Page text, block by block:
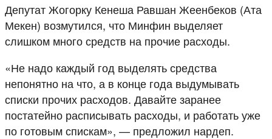
Депутат Жогорку Кенеша Равшан Жеенбеков (Ата
Мекен) возмутился, что Минфин выделяет
слишком много средств на прочие расходы.
«Не надо каждый год выделять средства
непонятно на что, а в конце года выдумывать
списки прочих расходов. Давайте заранее
постатейно расписывать расходы, и работать уже
по готовым спискам», — предложил нардеп.